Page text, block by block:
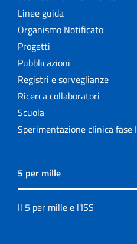
Linee guida
Organismo Notificato
Progetti
Pubblicazioni
Registri e sorveglianze
Ricerca collaboratori
Scuola
Sperimentazione clinica fase I
5 per mille
Il 5 per mille e l'ISS